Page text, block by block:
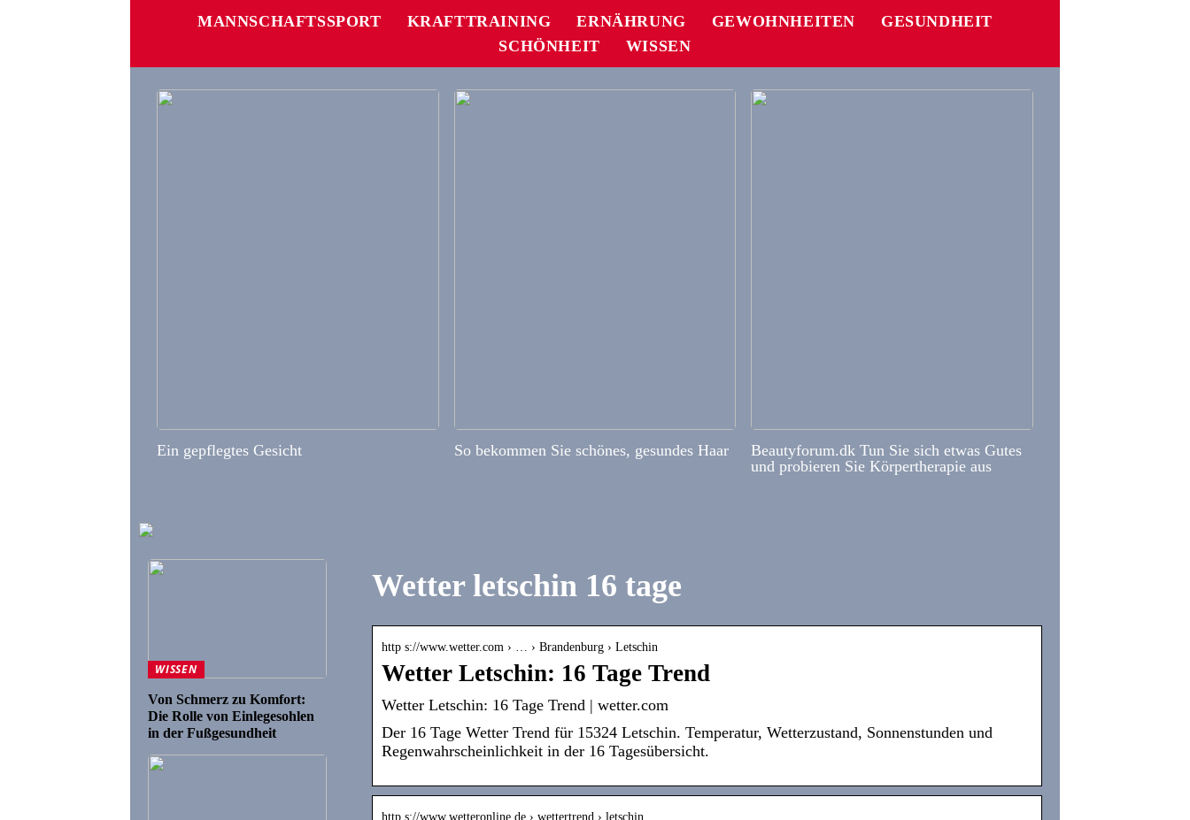
MANNSCHAFTSSPORT KRAFTTRAINING ERNÄHRUNG GEWOHNHEITEN
GESUNDHEIT
SCHÖNHEIT
WISSEN
Ein gepflegtes Gesicht So bekommen Sie schönes, gesundes Haar
Beautyforum.dk Tun Sie sich etwas Gutes
und probieren Sie Körpertherapie aus
Wetter letschin 16 tage
http s://www.wetter.com › … › Brandenburg › Letschin
Wetter Letschin: 16 Tage Trend
Wetter Letschin: 16 Tage Trend | wetter.com
Der 16 Tage Wetter Trend für 15324 Letschin. Temperatur, Wetterzustand, Sonnenstunden und
Regenwahrscheinlichkeit in der 16 Tagesübersicht.
http s://www.wetteronline.de › wettertrend › letschin
WISSEN
Von Schmerz zu Komfort:
Die Rolle von Einlegesohlen
in der Fußgesundheit